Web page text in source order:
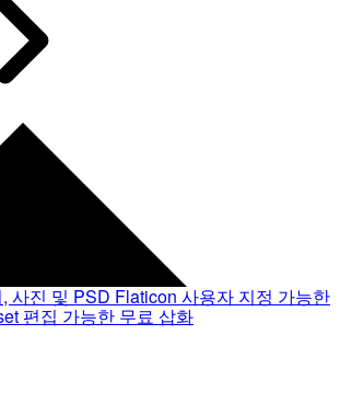
사진 및 PSD Flaticon 사용자 지정 가능한
편집 가능한 무료 삽화